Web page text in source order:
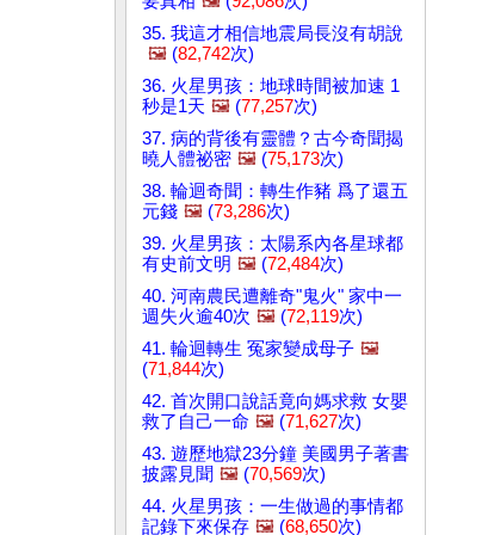
35. 我這才相信地震局長沒有胡說
🖼️ (82,742次)
36. 火星男孩：地球時間被加速 1
秒是1天 🖼️ (77,257次)
37. 病的背後有靈體？古今奇聞揭
曉人體祕密 🖼️ (75,173次)
38. 輪迴奇聞：轉生作豬 爲了還五
元錢 🖼️ (73,286次)
39. 火星男孩：太陽系內各星球都
有史前文明 🖼️ (72,484次)
40. 河南農民遭離奇"鬼火" 家中一
週失火逾40次 🖼️ (72,119次)
41. 輪迴轉生 冤家變成母子 🖼️
(71,844次)
42. 首次開口說話竟向媽求救 女嬰
救了自己一命 🖼️ (71,627次)
43. 遊歷地獄23分鐘 美國男子著書
披露見聞 🖼️ (70,569次)
44. 火星男孩：一生做過的事情都
記錄下來保存 🖼️ (68,650次)